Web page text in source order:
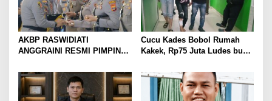
AKBP RASWIDIATI
ANGGRAINI RESMI PIMPIN
BAWA KOMITMEN PERKUAT
KAMTIBMAS DAN
PELAYANAN PRESISI
Cucu Kades Bobol Rumah
Kakek, Rp75 Juta Ludes buat
Ditembak Polisi